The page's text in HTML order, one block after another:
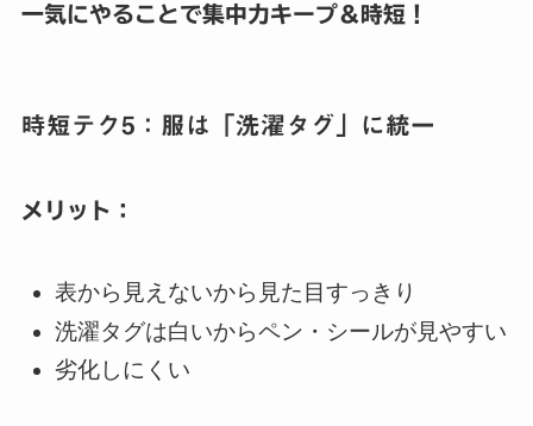
一気にやることで集中力キープ＆時短！
時短テク5：服は「洗濯タグ」に統一
メリット：
表から見えないから見た目すっきり
洗濯タグは白いからペン・シールが見やすい
劣化しにくい